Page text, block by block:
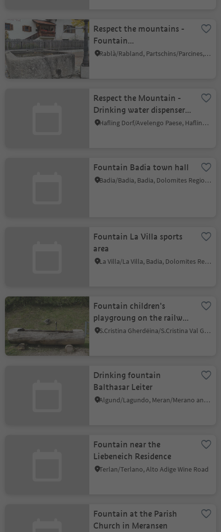
Respect the mountains -
Fountain
"Geroldplatz/Piazza
Rablà/Rabland, Partschins/Parcines, Meran/Merano and environs
Respect the Mountain -
Drinking water dispenser,
Hafling village
Hafling Dorf/Avelengo Paese, Hafling/Avelengo, Meran/Merano and environs
Fountain Badia town hall
Badia/Badia, Badia, Dolomites Region Alta Badia
Fountain La Villa sports
area
La Villa/La Villa, Badia, Dolomites Region Alta Badia
Fountain children's
playgroung on the railway
S. Cristina
S.Cristina Gherdëina/S.Cristina Val Gardena/S.Cristina Gherdëina/St.Christina in Gröden, S.Crestina Gherdëina/Santa Cristina Val Gardana, Dolomites Region Val Gardena
Drinking fountain
Balthasar Leiter
Algund/Lagundo, Meran/Merano and environs
Fountain near the
Liebeneich Residence
Terlan/Terlano, Alto Adige Wine Road
Fountain at the Parish
Church in Meransen